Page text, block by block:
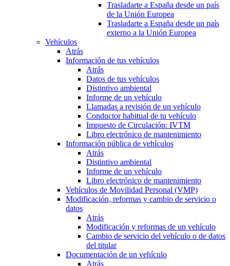
Trasladarte a España desde un país
de la Unión Europea
Trasladarte a España desde un país
externo a la Unión Europea
Vehículos
Atrás
Información de tus vehículos
Atrás
Datos de tus vehículos
Distintivo ambiental
Informe de un vehículo
Llamadas a revisión de un vehículo
Conductor habitual de tu vehículo
Impuesto de Circulación: IVTM
Libro electrónico de mantenimiento
Información pública de vehículos
Atrás
Distintivo ambiental
Informe de un vehículo
Libro electrónico de mantenimiento
Vehículos de Movilidad Personal (VMP)
Modificación, reformas y cambio de servicio o
datos
Atrás
Modificación y reformas de un vehículo
Cambio de servicio del vehículo o de datos
del titular
Documentación de un vehículo
Atrás